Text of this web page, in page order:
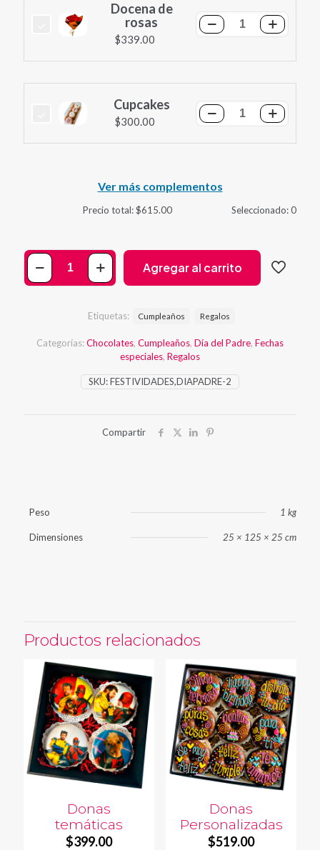
Docena de
rosas
$339.00
Docena
Cupcakes
$300.00
Cupcakes
Ver más complementos
Precio total:$615.00 Seleccionado:0
Box
bien
padre
Agregar al carrito
SKU:FESTIVIDADES,DIAPADRE-2
Categorías:Chocolates, Cumpleaños, Día del Padre, Fechas
especiales, Regalos
Etiquetas: Cumpleaños Regalos
Compartir
Peso 1 kg
Dimensiones 25 × 125 × 25 cm
Productos relacionados
Donas
temáticas
$399.00
Donas
Personalizadas
$519.00